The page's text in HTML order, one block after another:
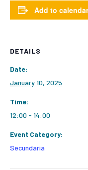
Add to calendar
DETAILS
Date:
January 10, 2025
Time:
12:00 - 14:00
Event Category:
Secundaria